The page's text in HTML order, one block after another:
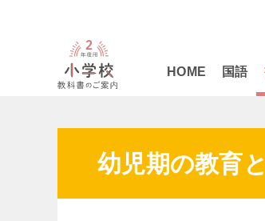
HOME 国語
幼児期の教育